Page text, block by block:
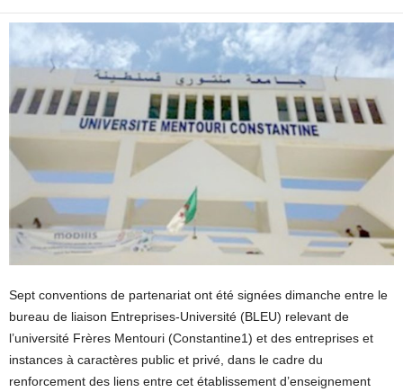
Sept conventions de partenariat ont été signées dimanche entre le
bureau de liaison Entreprises-Université (BLEU) relevant de
l’université Frères Mentouri (Constantine1) et des entreprises et
instances à caractères public et privé, dans le cadre du
renforcement des liens entre cet établissement d’enseignement